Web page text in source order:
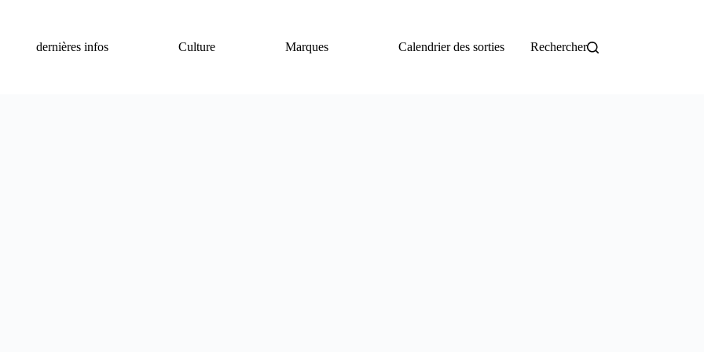
dernières infos
Culture Marques Calendrier des sorties Rechercher